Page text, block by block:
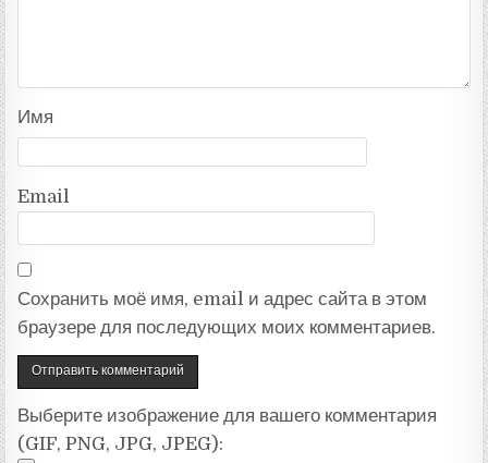
Имя
Email
Сохранить моё имя, email и адрес сайта в этом
браузере для последующих моих комментариев.
Выберите изображение для вашего комментария
(GIF, PNG, JPG, JPEG):